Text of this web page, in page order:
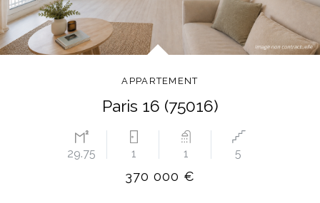
APPARTEMENT
Paris 16 (75016)
29.75 1 1 5
370 000 €